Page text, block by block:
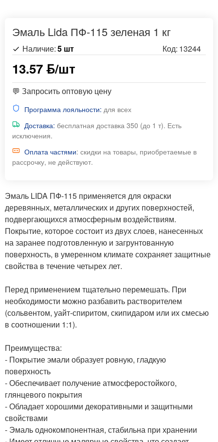
Эмаль Lida ПФ-115 зеленая 1 кг
13.57 ƃ/шт
Наличие:5 шт Код: 13244
💬 Запросить оптовую цену
Программа лояльности: для всех
Доставка: бесплатная доставка 350 (до 1 т). Есть
исключения.
Оплата частями: скидки на товары, приобретаемые в
рассрочку, не действуют.
Эмаль LIDA ПФ-115 применяется для окраски
деревянных, металлических и других поверхностей,
подвергающихся атмосферным воздействиям.
Покрытие, которое состоит из двух слоев, нанесенных
на заранее подготовленную и загрунтованную
поверхность, в умеренном климате сохраняет защитные
свойства в течение четырех лет.
Перед применением тщательно перемешать. При
необходимости можно разбавить растворителем
(сольвентом, уайт-спиритом, скипидаром или их смесью
в соотношении 1:1).
Преимущества:
- Покрытие эмали образует ровную, гладкую
поверхность
- Обеспечивает получение атмосферостойкого,
глянцевого покрытия
- Обладает хорошими декоративными и защитными
свойствами
- Эмаль однокомпонентная, стабильна при хранении